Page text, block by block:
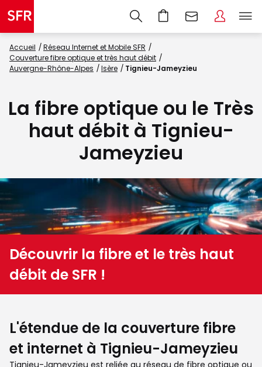
Accueil
Réseau Internet et Mobile SFR
Couverture fibre optique et très haut débit
Auvergne-Rhône-Alpes
Isère Tignieu-Jameyzieu
La fibre optique ou le Très
haut débit à Tignieu-
Jameyzieu
Découvrir la fibre et le très haut
débit de SFR !
L'étendue de la couverture fibre
et internet à Tignieu-Jameyzieu
Tignieu-Jameyzieu est reliée au réseau de fibre optique ou